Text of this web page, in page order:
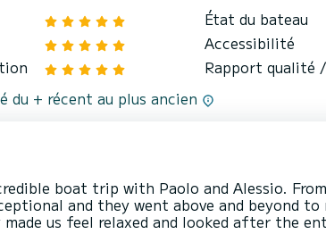
État du bateau
Accessibilité
Rapport qualité
du + récent au plus ancien
boat trip with Paolo and Alessio.
and they went above and beyond to
us feel relaxed and looked after the